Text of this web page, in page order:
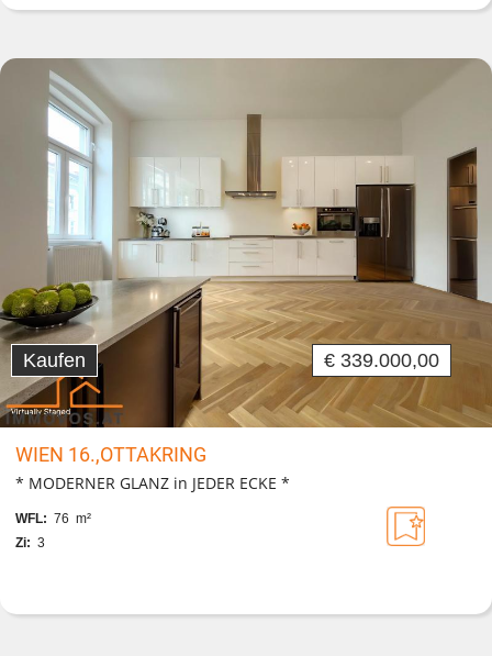
Kaufen € 339.000,00
WIEN 16.,OTTAKRING
* MODERNER GLANZ in JEDER ECKE *
WFL: 76 m²
Zi: 3